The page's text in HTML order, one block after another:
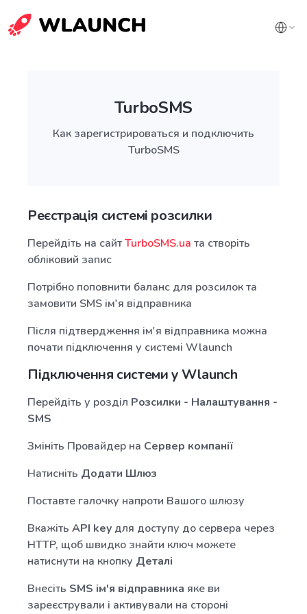
TurboSMS
Как зарегистрироваться и подключить
TurboSMS
Реєстрація системі розсилки
Перейдіть на сайтTurboSMS.ua та створіть
обліковий запис
Потрібно поповнити баланс для розсилок та
замовити SMS ім'я відправника
Після підтвердження ім'я відправника можна
почати підключення у системі Wlaunch
Підключення системи у Wlaunch
Перейдіть у розділ Розсилки - Налаштування -
SMS
Змініть Провайдер на Сервер компанії
Натисніть Додати Шлюз
Поставте галочку напроти Вашого шлюзу
Вкажіть API key для доступу до сервера через
HTTP, щоб швидко знайти ключ можете
натиснути на кнопку Деталі
Внесіть SMS ім'я відправника яке ви
зареєстрували і активували на стороні